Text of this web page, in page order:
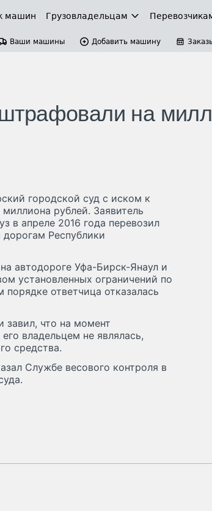
машин Грузовладельцам
Ваши машины Добавить машину
на
городской суд с иском к
рублей. Заявитель
в апреле 2016 года перевозил
Республики
автодороге Уфа-Бирск-Янаул и
установленных ограничений по
ответчица отказалась
завил, что на момент
владельцем не являлась,
средства.
Службе весового контроля в